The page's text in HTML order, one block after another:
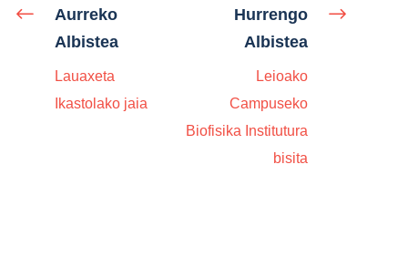
Aurreko
Albistea
Lauaxeta
Ikastolako jaia
Hurrengo
Albistea
Leioako
Campuseko
Biofisika Institutura
bisita